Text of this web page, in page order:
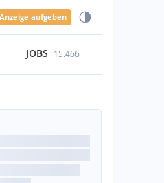
aufgeben
JOBS 15.466